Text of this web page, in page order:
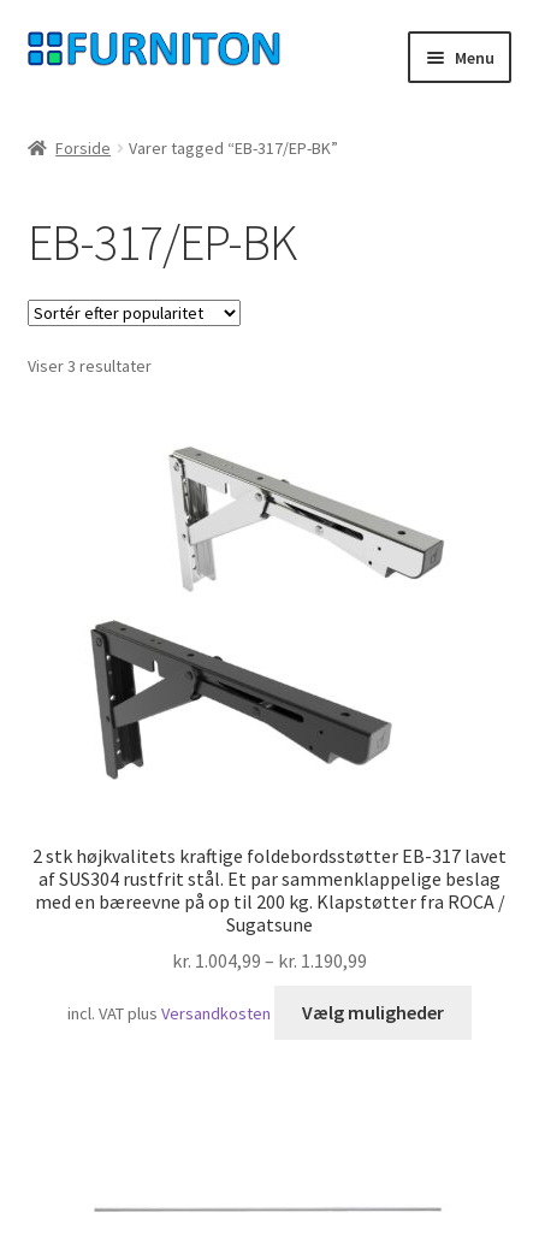
Spring
til
Spring
til
Menu
privatliv
fortrydelsesret
Kontakt
Forside Varer tagged “EB-317/EP-BK”
EB-317/EP-BK
Viser 3 resultaterSorteret
2 stk højkvalitets kraftige foldebordsstøtter EB-317 lavet
af SUS304 rustfrit stål. Et par sammenklappelige beslag
med en bæreevne på op til 200 kg. Klapstøtter fra ROCA /
Sugatsune
kr. 1.004,99 – kr. 1.190,99
incl. VATplusVersandkosten Vælg muligheder